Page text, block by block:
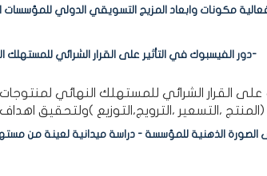
مكونات وابعاد المزيج التسويقي الدولي للمؤسسات
دور الفيسبوك في التأثير على القرار الشرائي للمستهلك النهائي -حالة منتجات كوندور أنموذجا-
القرار الشرائي للمستهلك النهائي
الصورة الذهنية للمؤسسة - دراسة ميدانية لعينة من